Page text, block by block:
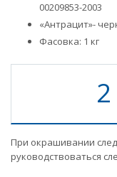
00209853-2003
«Антрацит»-
Фасовка: 1 кг
При окрашивании
руководствоваться